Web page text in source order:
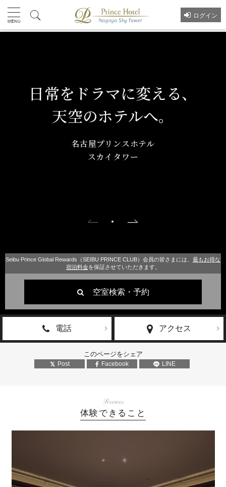
ログイン
日常をドラマに変える、
天空のホテルへ。
名古屋プリンスホテル
スカイタワー
Seibu Prince Global Rewards（SEIBU PRINCE CLUB）会員の皆さまには、 最もお得な
宿泊料金を保証させていただきます。
空室検索・予約
電話 アクセス
このページをシェア
Post Facebook LINE
Services
体験できること